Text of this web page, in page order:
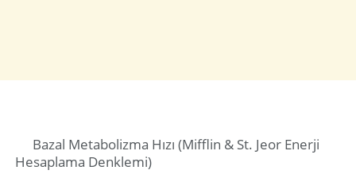
Bazal Metabolizma Hızı (Mifflin & St. Jeor Enerji
Hesaplama Denklemi)